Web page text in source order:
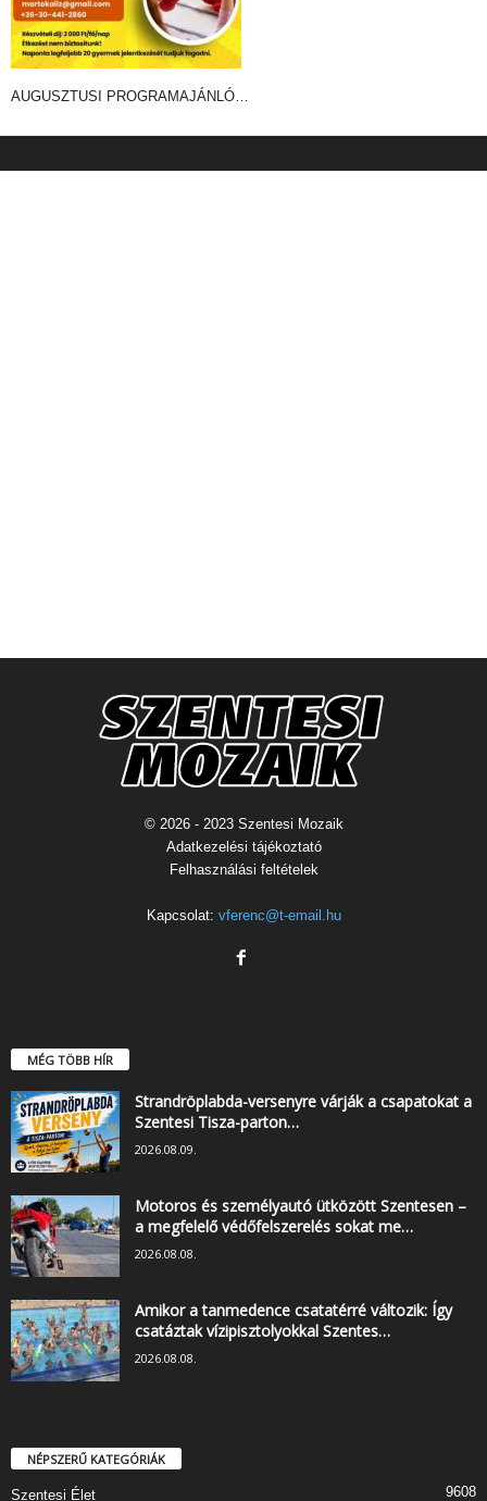
AUGUSZTUSI PROGRAMAJÁNLÓ…
© 2026 - 2023 Szentesi Mozaik
Adatkezelési tájékoztató
Felhasználási feltételek
Kapcsolat: vferenc@t-email.hu
MÉG TÖBB HÍR
Strandröplabda-versenyre várják a csapatokat a
Szentesi Tisza-parton…
2026.08.09.
Motoros és személyautó ütközött Szentesen –
a megfelelő védőfelszerelés sokat me…
2026.08.08.
Amikor a tanmedence csatatérré változik: Így
csatáztak vízipisztolyokkal Szentes…
2026.08.08.
NÉPSZERŰ KATEGÓRIÁK
Szentesi Élet 9608